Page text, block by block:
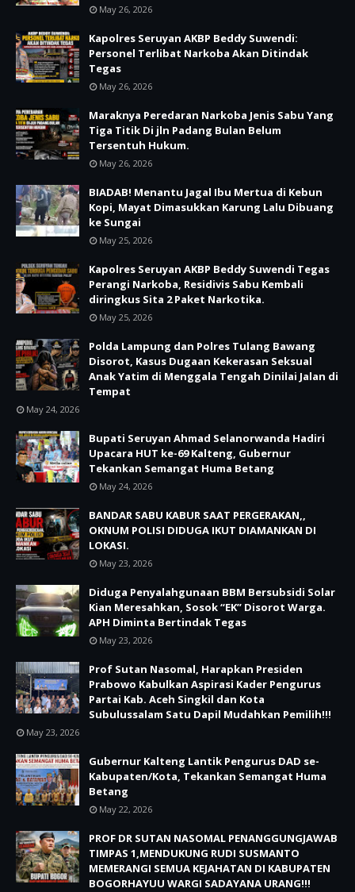
May 26, 2026
Kapolres Seruyan AKBP Beddy Suwendi:
Personel Terlibat Narkoba Akan Ditindak
Tegas
May 26, 2026
Maraknya Peredaran Narkoba Jenis Sabu Yang
Tiga Titik Di jln Padang Bulan Belum
Tersentuh Hukum.
May 26, 2026
BIADAB! Menantu Jagal Ibu Mertua di Kebun
Kopi, Mayat Dimasukkan Karung Lalu Dibuang
ke Sungai
May 25, 2026
Kapolres Seruyan AKBP Beddy Suwendi Tegas
Perangi Narkoba, Residivis Sabu Kembali
diringkus Sita 2 Paket Narkotika.
May 25, 2026
Polda Lampung dan Polres Tulang Bawang
Disorot, Kasus Dugaan Kekerasan Seksual
Anak Yatim di Menggala Tengah Dinilai Jalan di
Tempat
May 24, 2026
Bupati Seruyan Ahmad Selanorwanda Hadiri
Upacara HUT ke-69 Kalteng, Gubernur
Tekankan Semangat Huma Betang
May 24, 2026
BANDAR SABU KABUR SAAT PERGERAKAN,,
OKNUM POLISI DIDUGA IKUT DIAMANKAN DI
LOKASI.
May 23, 2026
Diduga Penyalahgunaan BBM Bersubsidi Solar
Kian Meresahkan, Sosok “EK” Disorot Warga.
APH Diminta Bertindak Tegas
May 23, 2026
Prof Sutan Nasomal, Harapkan Presiden
Prabowo Kabulkan Aspirasi Kader Pengurus
Partai Kab. Aceh Singkil dan Kota
Subulussalam Satu Dapil Mudahkan Pemilih!!!
May 23, 2026
Gubernur Kalteng Lantik Pengurus DAD se-
Kabupaten/Kota, Tekankan Semangat Huma
Betang
May 22, 2026
PROF DR SUTAN NASOMAL PENANGGUNGJAWAB
TIMPAS 1,MENDUKUNG RUDI SUSMANTO
MEMERANGI SEMUA KEJAHATAN DI KABUPATEN
BOGORHAYUU WARGI SADAYANA URANG!!!